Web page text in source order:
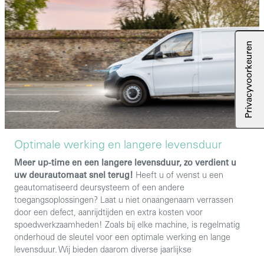
Optimale werking en langere levensduur
Meer up-time en een langere levensduur, zo verdient u
uw deurautomaat snel terug! Heeft u of wenst u een
geautomatiseerd deursysteem of een andere
toegangsoplossingen? Laat u niet onaangenaam verrassen
door een defect, aanrijdtijden en extra kosten voor
spoedwerkzaamheden! Zoals bij elke machine, is regelmatig
onderhoud de sleutel voor een optimale werking en lange
levensduur. Wij bieden daarom diverse jaarlijkse